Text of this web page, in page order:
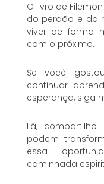
O livro de
do perdão e da
viver de forma
com o próximo.
Se você
continuar
esperança, siga
Lá,
podem
essa
caminhada